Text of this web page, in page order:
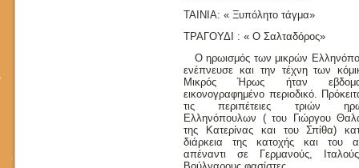
ΤΑΙΝΙΑ: « Ξυπόλητο τάγμα»
ΤΡΑΓΟΥΔΙ : « Ο Σαλταδόρος»
Ο ηρωισμός των μικρών
ενέπνευσε και την τέχνη των
Μικρός Ήρως ήταν
εικονογραφημένο περιοδικό.
τις περιπέτειες τριών
Ελληνόπουλων ( του Γιώργου
της Κατερίνας και του Σπίθα)
διάρκεια της κατοχής και του
απέναντι σε Γερμανούς,